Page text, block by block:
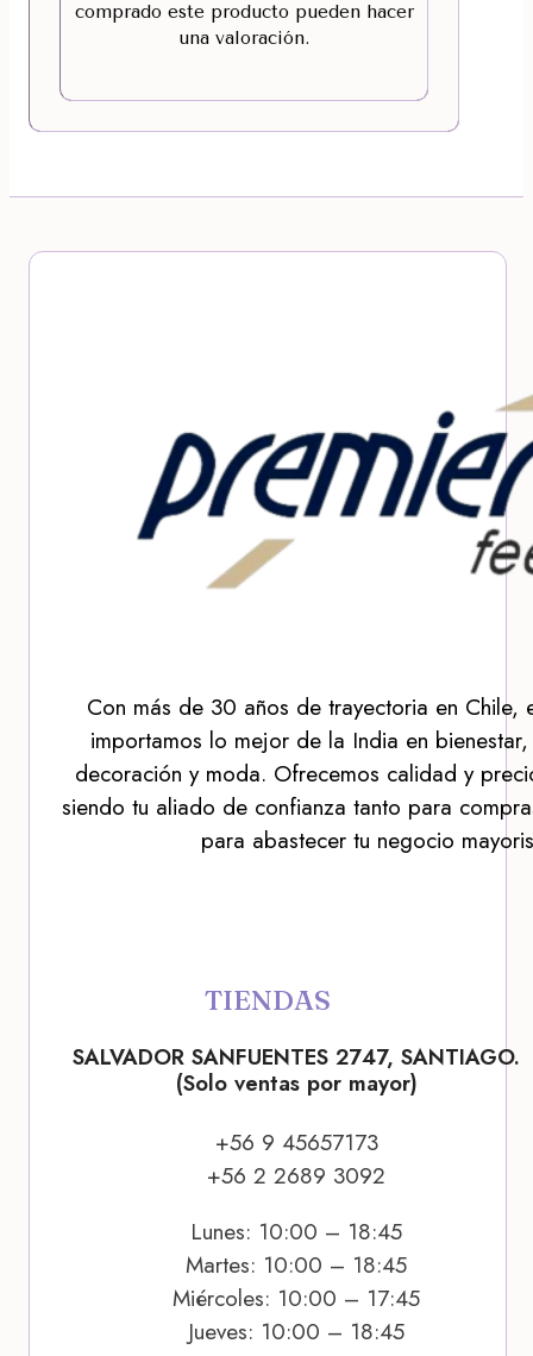
comprado este producto pueden hacer
una valoración.
Con más de 30 años de trayectoria en Chile,
importamos lo mejor de la India en
decoración y moda. Ofrecemos calidad y
siendo tu aliado de confianza tanto para
para abastecer tu negocio
TIENDAS
SALVADOR SANFUENTES 2747, SANTIAGO.
(Solo ventas por mayor)
+56 9 45657173
+56 2 2689 3092
Lunes: 10:00 – 18:45
Martes: 10:00 – 18:45
Miércoles: 10:00 – 17:45
Jueves: 10:00 – 18:45